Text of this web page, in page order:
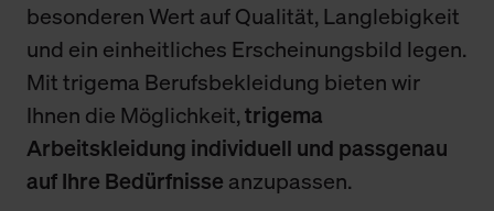
besonderen Wert auf Qualität, Langlebigkeit
und ein einheitliches Erscheinungsbild legen.
Mit trigema Berufsbekleidung bieten wir
Ihnen die Möglichkeit,trigema
Arbeitskleidung individuell und passgenau
auf Ihre Bedürfnisse anzupassen.